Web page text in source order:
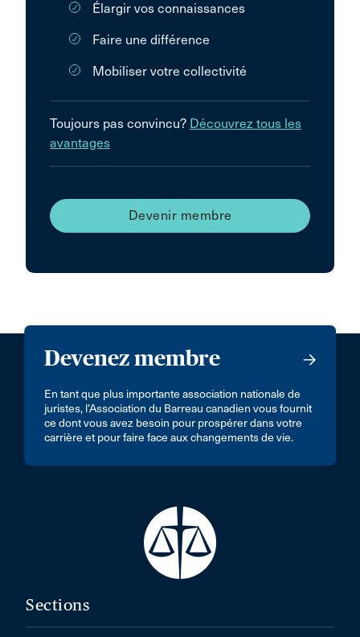
Élargir vos connaissances
Faire une différence
Mobiliser votre collectivité
Toujours pas convincu? Découvrez tous les
avantages
Devenir membre
Devenez membre
En tant que plus importante association nationale de
juristes, l’Association du Barreau canadien vous fournit
ce dont vous avez besoin pour prospérer dans votre
carrière et pour faire face aux changements de vie.
Sections